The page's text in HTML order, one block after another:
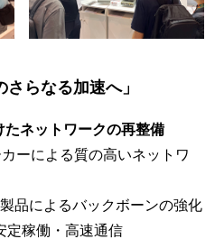
らなる加速へ」
たネットワークの再整備
ーによる質の高いネットワ
品によるバックボーンの強化
定稼働・高速通信